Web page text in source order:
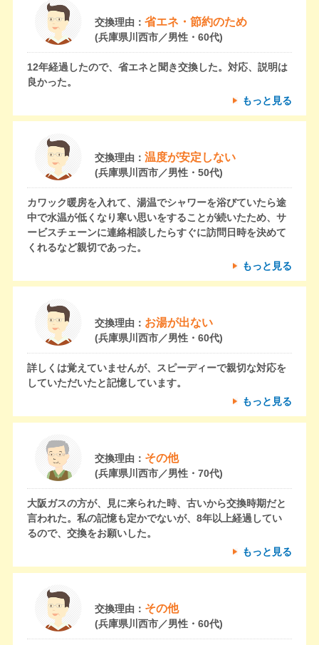
交換理由： 省エネ・節約のため
(兵庫県川西市／男性・60代)
12年経過したので、省エネと聞き交換した。対応、説明は
良かった。
もっと見る
交換理由： 温度が安定しない
(兵庫県川西市／男性・50代)
カワック暖房を入れて、湯温でシャワーを浴びていたら途
中で水温が低くなり寒い思いをすることが続いたため、サ
ービスチェーンに連絡相談したらすぐに訪問日時を決めて
くれるなど親切であった。
もっと見る
交換理由： お湯が出ない
(兵庫県川西市／男性・60代)
詳しくは覚えていませんが、スピーディーで親切な対応を
していただいたと記憶しています。
もっと見る
交換理由： その他
(兵庫県川西市／男性・70代)
大阪ガスの方が、見に来られた時、古いから交換時期だと
言われた。私の記憶も定かでないが、8年以上経過してい
るので、交換をお願いした。
もっと見る
交換理由： その他
(兵庫県川西市／男性・60代)